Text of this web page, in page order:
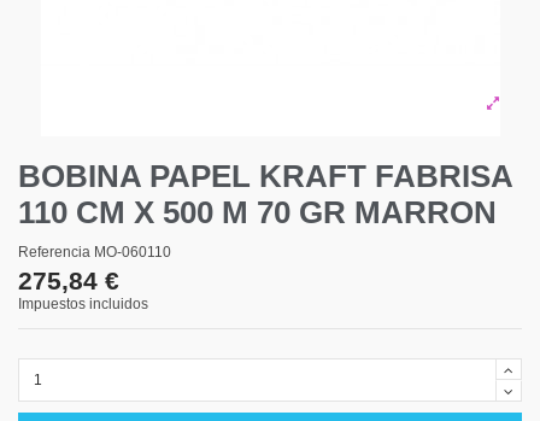
BOBINA PAPEL KRAFT FABRISA
110 CM X 500 M 70 GR MARRON
Referencia MO-060110
275,84 €
Impuestos incluidos